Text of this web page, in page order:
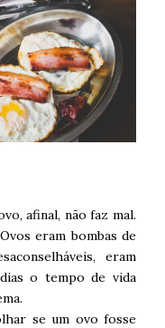
afinal, não faz mal.
eram bombas de
eram
o tempo de vida
se um ovo fosse